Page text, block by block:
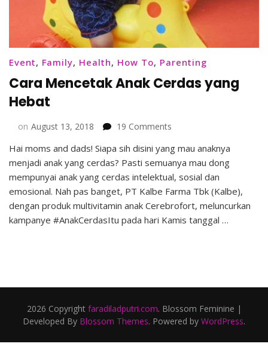
Event, Family, Health, How To, Parenting
Cara Mencetak Anak Cerdas yang
Hebat
on August 13, 2018 19 Comments
Mencetak
Anak
Cerdas
yang
Hebat
Hai moms and dads! Siapa sih disini yang mau anaknya
menjadi anak yang cerdas? Pasti semuanya mau dong
mempunyai anak yang cerdas intelektual, sosial dan
emosional. Nah pas banget, PT Kalbe Farma Tbk (Kalbe),
dengan produk multivitamin anak Cerebrofort, meluncurkan
kampanye #AnakCerdasItu pada hari Kamis tanggal …
2026 Copyright faradiladputri.com. Blossom Feminine |
Developed By Blossom Themes. Powered by WordPress.